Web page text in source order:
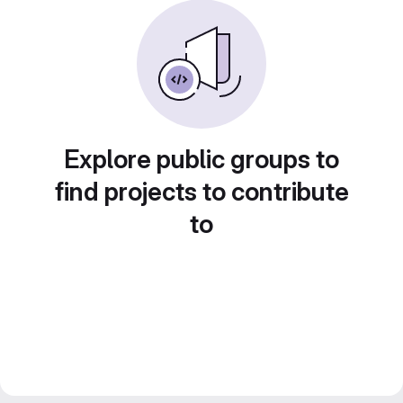
Explore public groups to
find projects to contribute
to